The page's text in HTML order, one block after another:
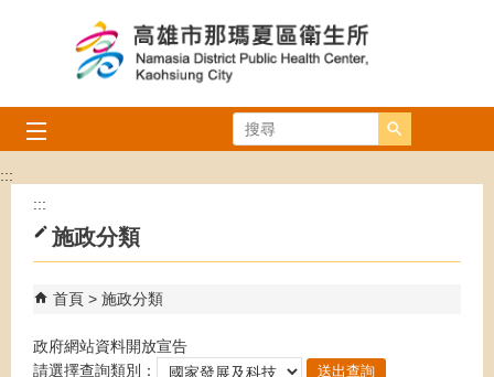
跳到主要內容區塊
搜尋
:::
:::
施政分類
首頁 施政分類
政府網站資料開放宣告
請選擇查詢類別：